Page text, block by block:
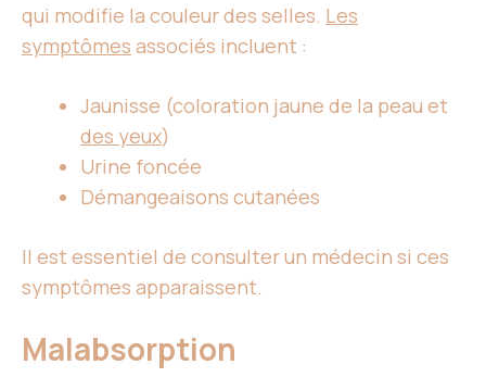
qui modifie la couleur des selles. Les
symptômes associés incluent :
Jaunisse (coloration jaune de la peau et
des yeux)
Urine foncée
Démangeaisons cutanées
Il est essentiel de consulter un médecin si ces
symptômes apparaissent.
Malabsorption